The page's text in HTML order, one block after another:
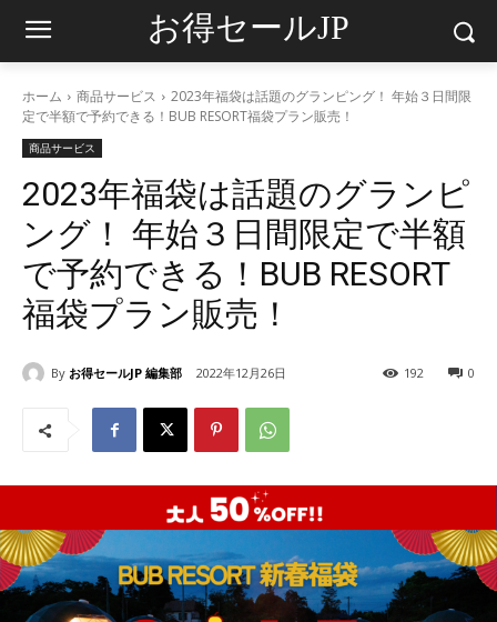
お得セールJP
ホーム 商品サービス
2023年福袋は話題のグランピング！ 年始３日間限
定で半額で予約できる！BUB RESORT福袋プラン販売！
商品サービス
2023年福袋は話題のグランピ
ング！ 年始３日間限定で半額
で予約できる！BUB RESORT
福袋プラン販売！
By お得セールJP 編集部 2022年12月26日 0
192